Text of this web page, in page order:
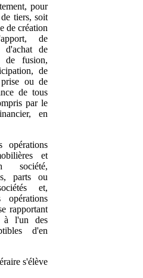
pour
tiers, soit
de création
de
d'achat de
de fusion,
de
ou de
de tous
par le
en
opérations
et
société,
parts ou
et,
opérations
rapportant
à l'un des
d'en
s'élève